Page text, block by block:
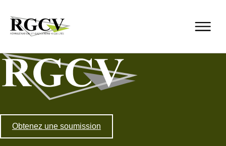
Obtenez une soumission